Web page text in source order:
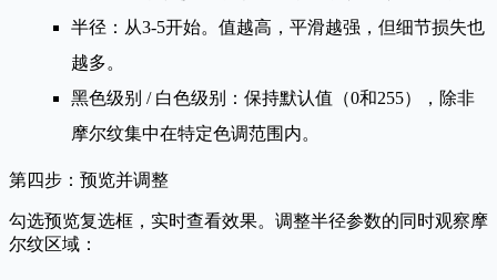
半径 ：从3-5开始。值越高，平滑越强，但细节损失也
越多。
黑色级别 / 白色级别
：保持默认值（0和255），除非
摩尔纹集中在特定色调范围内。
第四步：预览并调整
勾选预览复选框，实时查看效果。调整半径参数的同时观察摩
尔纹区域：